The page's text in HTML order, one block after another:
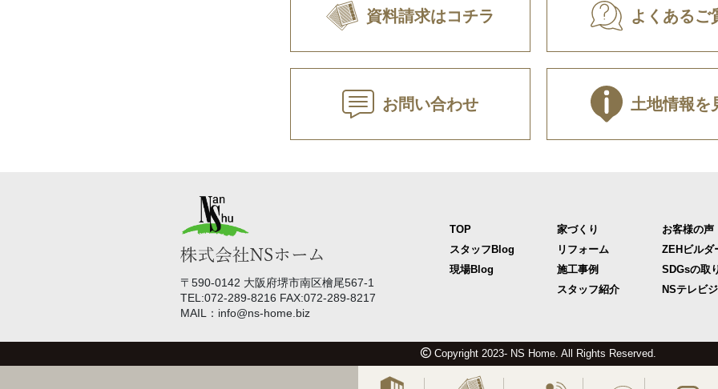
資料請求はコチラ よくあるご
お問い合わせ 土地情報を
〒590-0142 大阪府堺市南区檜尾567-1
TEL:072-289-8216 FAX:072-289-8217
MAIL：info@ns-home.biz
TOP
スタッフBlog
現場Blog
家づくり
リフォーム
施工事例
スタッフ紹介
お客様の声
ZEHビルダ
SDGsの取
NSテレビ
Copyright 2023- NS Home. All Rights Reserved.